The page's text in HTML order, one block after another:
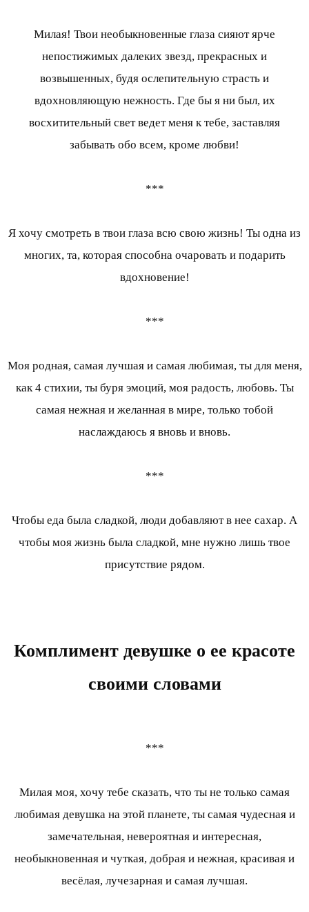
Милая! Твои необыкновенные глаза сияют ярче
непостижимых далеких звезд, прекрасных и
возвышенных, будя ослепительную страсть и
вдохновляющую нежность. Где бы я ни был, их
восхитительный свет ведет меня к тебе, заставляя
забывать обо всем, кроме любви!
***
Я хочу смотреть в твои глаза всю свою жизнь! Ты одна из
многих, та, которая способна очаровать и подарить
вдохновение!
***
Моя родная, самая лучшая и самая любимая, ты для меня,
как 4 стихии, ты буря эмоций, моя радость, любовь. Ты
самая нежная и желанная в мире, только тобой
наслаждаюсь я вновь и вновь.
***
Чтобы еда была сладкой, люди добавляют в нее сахар. А
чтобы моя жизнь была сладкой, мне нужно лишь твое
присутствие рядом.
Комплимент девушке о ее красоте
своими словами
***
Милая моя, хочу тебе сказать, что ты не только самая
любимая девушка на этой планете, ты самая чудесная и
замечательная, невероятная и интересная,
необыкновенная и чуткая, добрая и нежная, красивая и
весёлая, лучезарная и самая лучшая.